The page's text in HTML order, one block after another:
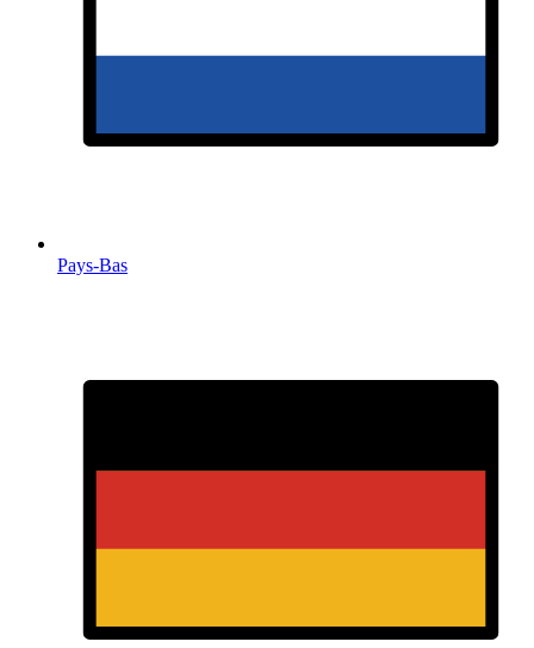
Pays-Bas